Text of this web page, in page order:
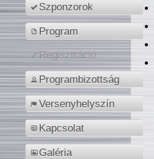
Szponzorok
Program
Regisztráció
Programbizottság
Versenyhelyszín
Kapcsolat
Galéria